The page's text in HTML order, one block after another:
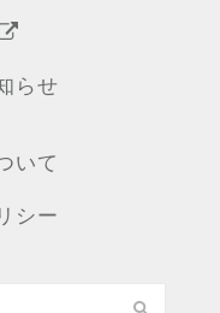
らせ
いて
シー